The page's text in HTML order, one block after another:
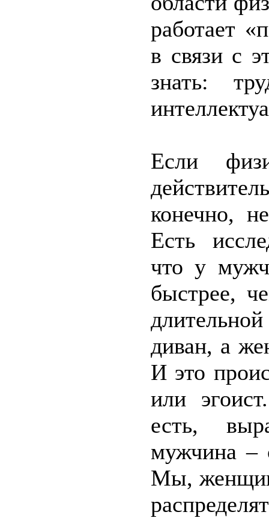
работает
в связи с
знать:
Если
конечно,
Есть
что у
быстрее,
диван, а
И это
или
есть,
мужчина –
Мы,